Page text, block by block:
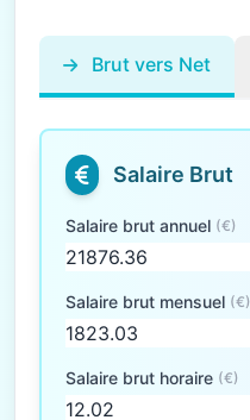
Brut vers Net
Salaire Brut
Salaire brut annuel (€)
Salaire brut mensuel (€)
Salaire brut horaire (€)